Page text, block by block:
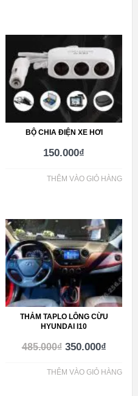
BỘ CHIA ĐIỆN XE HƠI
150.000₫
THÊM VÀO GIỎ HÀNG
THẢM TAPLO LÔNG CỪU
HYUNDAI I10
485.000₫ 350.000₫
THÊM VÀO GIỎ HÀNG